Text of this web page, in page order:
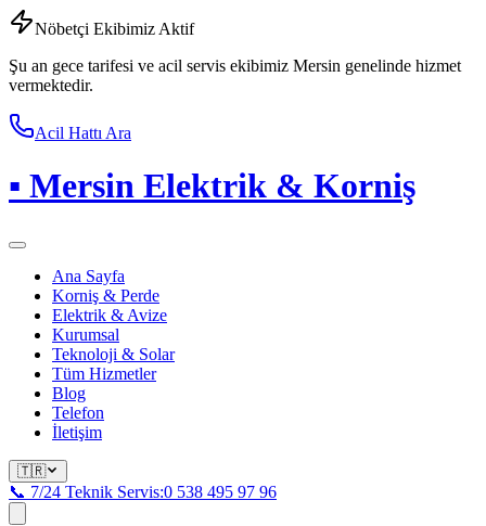
Nöbetçi Ekibimiz Aktif
Şu an gece tarifesi ve acil servis ekibimiz Mersin genelinde hizmet
vermektedir.
Acil Hattı Ara
▪ Mersin Elektrik & Korniş
Ana Sayfa
Korniş & Perde
Elektrik & Avize
Kurumsal
Teknoloji & Solar
Tüm Hizmetler
Blog
Telefon
İletişim
🇹🇷
📞 7/24 Teknik Servis:0 538 495 97 96